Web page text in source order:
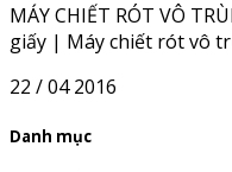
MÁY CHIẾT RÓT VÔ
giấy | Máy chiết rót vô
22 / 04 2016
Danh mục